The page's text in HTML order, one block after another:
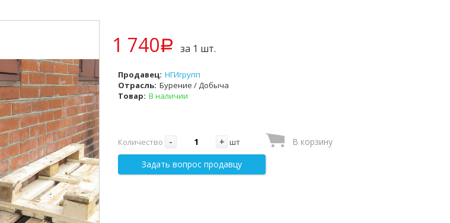
1 740p за 1 шт.
Продавец: НГИгрупп
Отрасль: Бурение / Добыча
Товар: В наличии
Количество - + шт
В корзину
Задать вопрос продавцу